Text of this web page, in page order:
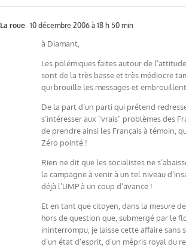
La roue 10 décembre 2006 à 18 h 50 min
à Diamant,
Les polémiques faites autour de
sont de la très basse et très médiocre
qui brouille les messages et
De la part d’un parti qui prétend
s’intéresser aux "vrais" problèmes des
de prendre ainsi les Français à témoin,
Zéro pointé !
Rien ne dit que les socialistes ne
la campagne à venir à un tel niveau
déjà l’UMP à un coup d’avance !
Et en tant que citoyen, dans la mesure
hors de question que, submergé par le
ininterrompu, je laisse cette affaire sans
d’un état d’esprit, d’un mépris royal du